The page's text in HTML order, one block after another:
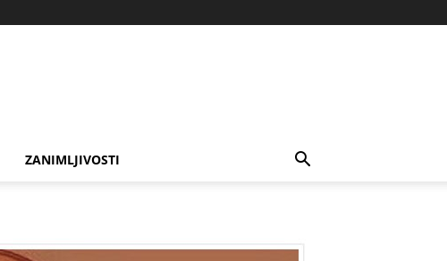
ZANIMLJIVOSTI